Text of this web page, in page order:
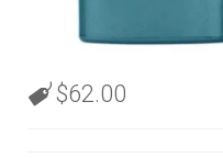
$62.00